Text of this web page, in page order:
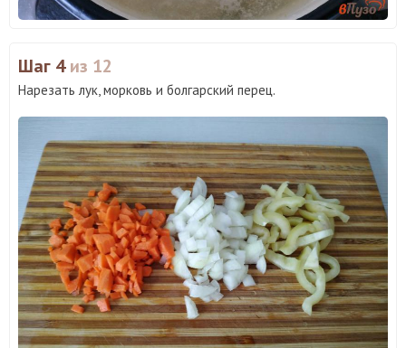
Шаг 4из 12
Нарезать лук, морковь и болгарский перец.